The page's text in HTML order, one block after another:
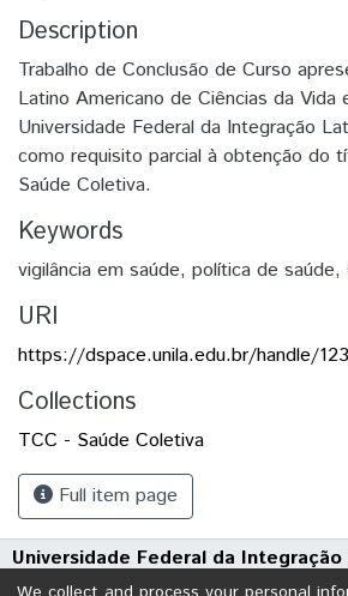
Description
Trabalho de Conclusão de Curso
Latino Americano de Ciências da Vida
Universidade Federal da Integração
como requisito parcial à obtenção do
Saúde Coletiva.
Keywords
vigilância em saúde, política de saúde,
URI
https://dspace.unila.edu.br/handle/
Collections
TCC - Saúde Coletiva
Full item page
Universidade Federal da
UNILA